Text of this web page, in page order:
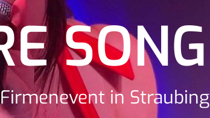
SONG
in Straubing